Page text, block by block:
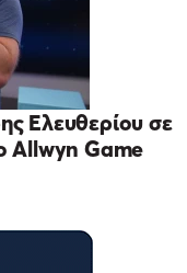
Ελευθερίου σε
Allwyn Game